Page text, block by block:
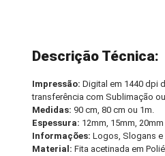
Descrição Técnica:
Impressão: Digital em 1440 dpi
transferência com Sublimação
Medidas: 90 cm, 80 cm ou 1m.
Espessura: 12mm, 15mm,
Informações:Logos, Slogans e
Material: Fita acetinada em